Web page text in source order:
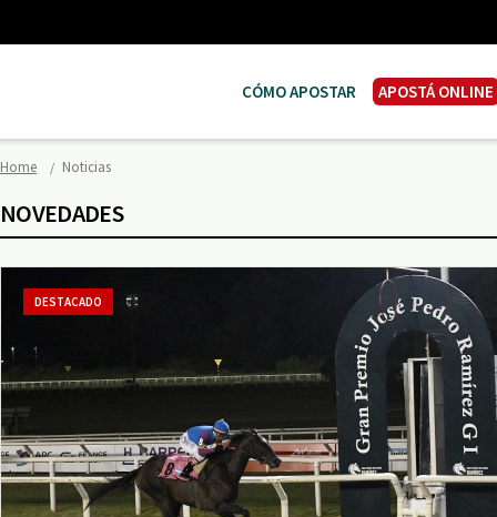
CÓMO APOSTAR APOSTÁ ONLINE
Home Noticias
NOVEDADES
DESTACADO